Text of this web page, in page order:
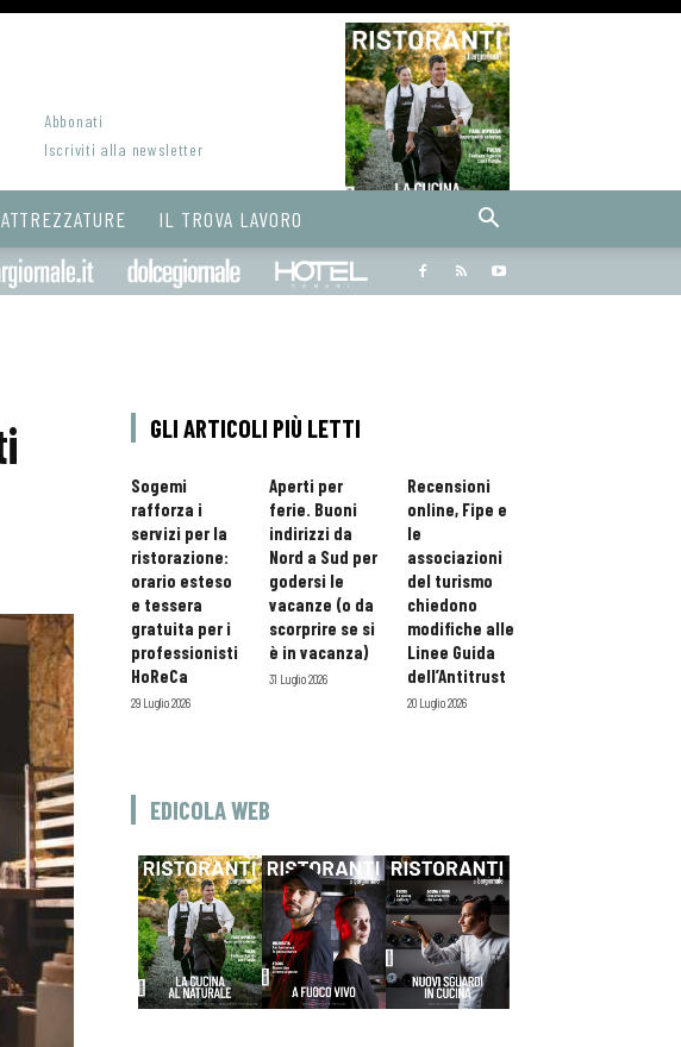
Abbonati
Iscriviti alla newsletter
ATTREZZATURE IL TROVA LAVORO
Bargiornale dolcegiornale
GLI ARTICOLI PIÙ LETTI
Sogemi
rafforza i
servizi per la
ristorazione:
orario esteso
e tessera
gratuita per i
professionisti
HoReCa
29 Luglio 2026
Aperti per
ferie. Buoni
indirizzi da
Nord a Sud per
godersi le
vacanze (o da
scorprire se si
è in vacanza)
31 Luglio 2026
Recensioni
online, Fipe e
le
associazioni
del turismo
chiedono
modifiche alle
Linee Guida
dell’Antitrust
20 Luglio 2026
EDICOLA WEB